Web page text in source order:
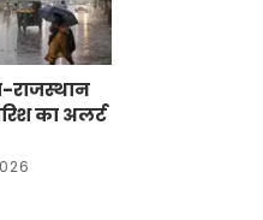
राजस्थान
का अलर्ट